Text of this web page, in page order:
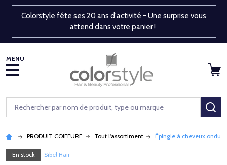
Colorstyle fête ses 20 ans d'activité - Une surprise vous
attend dans votre panier !
Rechercher
PRODUIT COIFFURE Tout l'assortiment Épingle à cheveux
En stock Sibel Hair